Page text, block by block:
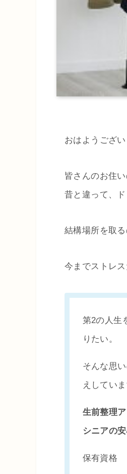
おはようござい
皆さんのお住
昔と違って、
結構場所を取
今までストレ
第2の人生
りたい。
そんな思
えしていま
生前整理
シニアの
保有資格